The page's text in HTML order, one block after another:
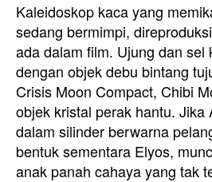
Kaleidoskop kaca yang
sedang bermimpi,
ada dalam film. Ujung dan sel
dengan objek debu bintang
Crisis Moon Compact, Chibi
objek kristal perak hantu. Jika
dalam silinder berwarna
bentuk sementara Elyos,
anak panah cahaya yang tak